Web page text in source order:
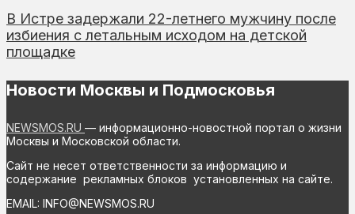
В Истре задержали 22-летнего мужчину после
избиения с летальным исходом на детской
площадке
Новости Москвы и Подмосковья
NEWSMOS.RU — информационно-новостной портал о жизни
Москвы и Московской области.
Сайт не несет ответственности за информацию и
содержание рекламных блоков установленных на сайте.
EMAIL: INFO@NEWSMOS.RU